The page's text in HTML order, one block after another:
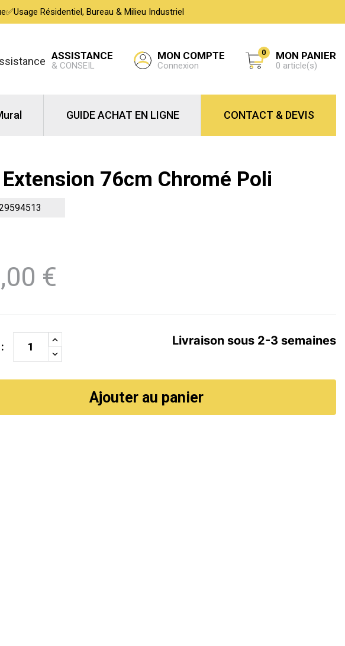
Résidentiel, Bureau & Milieu Industriel
ASSISTANCE
& CONSEIL
MON COMPTE
Connexion
0 MON PANIER
0 article(s)
GUIDE ACHAT EN LIGNE CONTACT & DEVIS
76cm Chromé Poli
€
Livraison sous 2-3 semaines
Ajouter au panier